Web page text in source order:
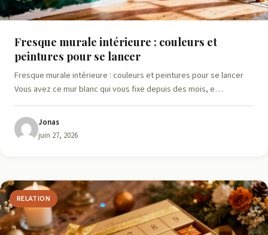
Fresque murale intérieure : couleurs et
peintures pour se lancer
Fresque murale intérieure : couleurs et peintures pour se lancer
Vous avez ce mur blanc qui vous fixe depuis des mois, e…
Jonas
juin 27, 2026
RELATION